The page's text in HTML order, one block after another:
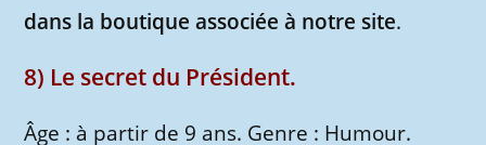
dans la boutique associée à notre site.
8) Le secret du Président.
Âge : à partir de 9 ans. Genre : Humour.